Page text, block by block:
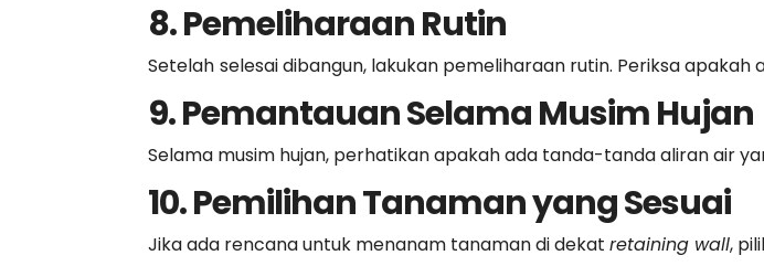
8. Pemeliharaan Rutin
Setelah selesai dibangun, lakukan pemeliharaan rutin. Periksa
9. Pemantauan Selama Musim Hujan
Selama musim hujan, perhatikan apakah ada tanda-tanda aliran air
10. Pemilihan Tanaman yang Sesuai
Jika ada rencana untuk menanam tanaman di dekatretaining wall,